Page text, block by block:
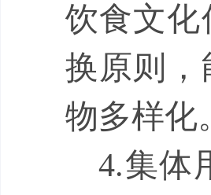
饮食文化
换原则，
物多样化
4.集体